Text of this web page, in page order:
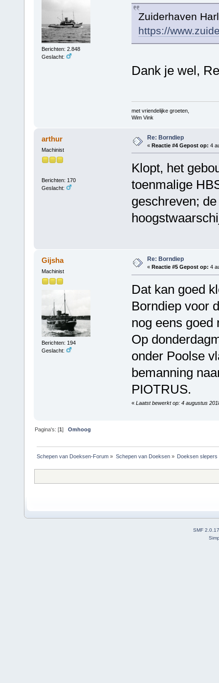
Berichten: 2.848
Geslacht:
Zuiderhaven
https://
Dank je wel,
met vriendelijke groeten,
Wim Vink
arthur
Machinist
Berichten: 170
Geslacht:
Re: Borndiep
« Reactie #4 Gepost op: 4
Klopt, het
toenmalige
geschreven;
Gijsha
Machinist
Berichten: 194
Geslacht:
Re: Borndiep
« Reactie #5 Gepost op: 4
Dat kan goed
Borndiep voor
nog eens goed
Op
onder Poolse
bemanning
PIOTRUS.
« Laatst bewerkt op: 4 augustus
Pagina's: [1]Omhoog
Schepen van Doeksen-Forum » Schepen van Doeksen» Doeksen slepers
SMF 2.0.17